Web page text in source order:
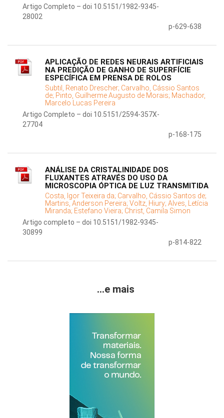
Artigo Completo – doi 10.5151/1982-9345-
28002
p-629-638
APLICAÇÃO DE REDES NEURAIS ARTIFICIAIS
NA PREDIÇÃO DE GANHO DE SUPERFÍCIE
ESPECÍFICA EM PRENSA DE ROLOS
Subtil, Renato Drescher; Carvalho, Cássio Santos
de; Pinto, Guilherme Augusto de Morais; Machador,
Marcelo Lucas Pereira
Artigo Completo – doi 10.5151/2594-357X-
27704
p-168-175
ANÁLISE DA CRISTALINIDADE DOS
FLUXANTES ATRAVÉS DO USO DA
MICROSCOPIA ÓPTICA DE LUZ TRANSMITIDA
Costa, Igor Teixeira da; Carvalho, Cássio Santos de;
Martins, Anderson Pereira; Voltz, Hiury; Alves, Letícia
Miranda; Estefano Vieira; Christ, Camila Simon
Artigo completo – doi 10.5151/1982-9345-
30899
p-814-822
...e mais